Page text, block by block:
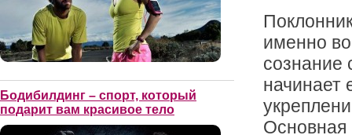
Бодибилдинг – спорт, который
подарит вам красивое тело
именно
сознание
начинает
Основная